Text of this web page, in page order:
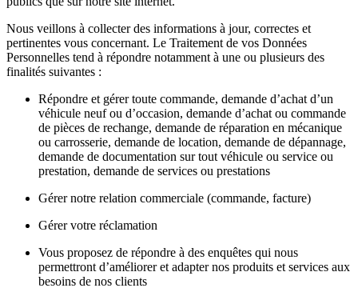
Nous veillons à collecter des informations à jour, correctes et
pertinentes vous concernant. Le Traitement de vos Données
Personnelles tend à répondre notamment à une ou plusieurs des
finalités suivantes :
Répondre et gérer toute commande, demande d’achat d’un
véhicule neuf ou d’occasion, demande d’achat ou commande
de pièces de rechange, demande de réparation en mécanique
ou carrosserie, demande de location, demande de dépannage,
demande de documentation sur tout véhicule ou service ou
prestation, demande de services ou prestations
Gérer notre relation commerciale (commande, facture)
Gérer votre réclamation
Vous proposez de répondre à des enquêtes qui nous
permettront d’améliorer et adapter nos produits et services aux
besoins de nos clients